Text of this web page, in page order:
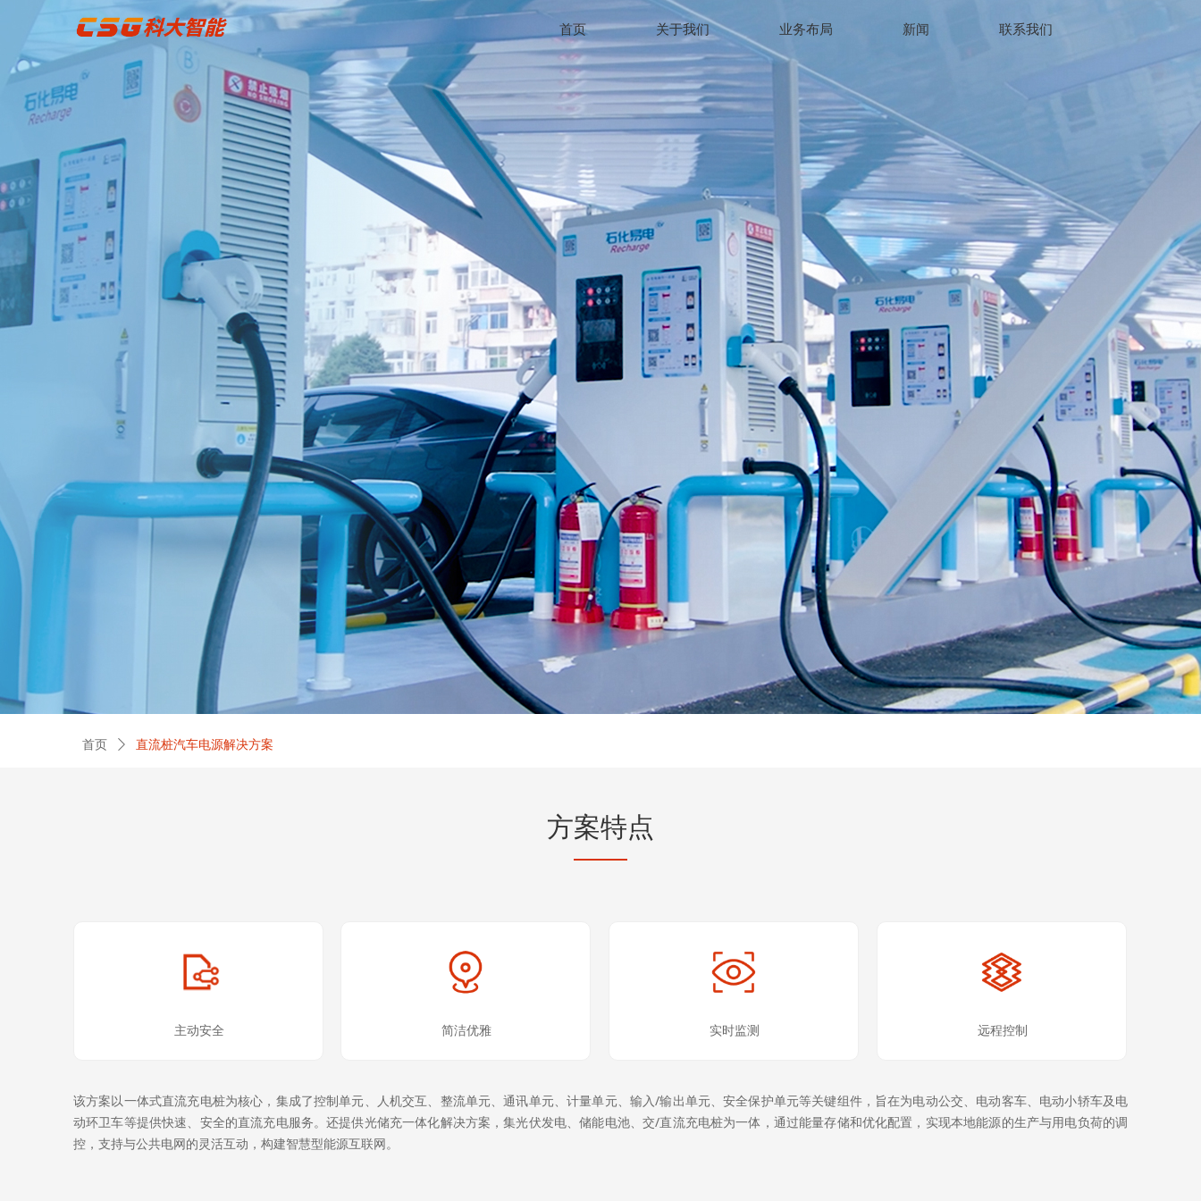
首页 关于我们 业务布局 新闻 联系我们
首页 ꄲ 直流桩汽车电源解决方案
方案特点
主动安全 简洁优雅 远程控制
该方案以一体式直流充电桩为核心，集成了控制单元、人机交互、整流单元、通讯单元、计量单元、输入/输出单元、安全保护单元等关键组件，旨在为电动公交、电动客车、电动小轿车及电
动环卫车等提供快速、安全的直流充电服务。还提供光储充一体化解决方案，集光伏发电、储能电池、交/直流充电桩为一体，通过能量存储和优化配置，实现本地能源的生产与用电负荷的调
控，支持与公共电网的灵活互动，构建智慧型能源互联网。
实时监测